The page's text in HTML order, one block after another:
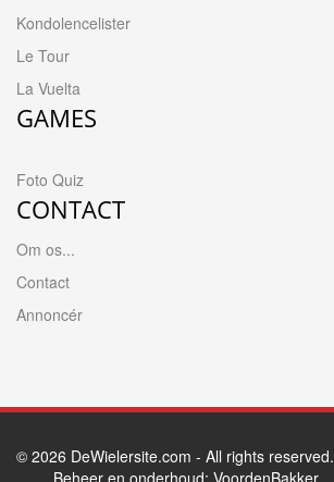
Kondolencelister
Le Tour
La Vuelta
GAMES
Foto Quiz
CONTACT
Om os...
Contact
Annoncér
© 2026 DeWielersite.com - All rights reserved.
Beheer en onderhoud: VoordenBakker